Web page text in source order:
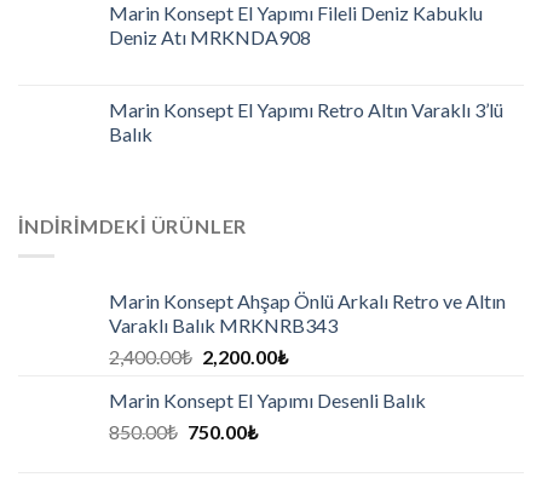
Marin Konsept El Yapımı Fileli Deniz Kabuklu
Deniz Atı MRKNDA908
Marin Konsept El Yapımı Retro Altın Varaklı 3’lü
Balık
İNDIRIMDEKI ÜRÜNLER
Marin Konsept Ahşap Önlü Arkalı Retro ve Altın
Varaklı Balık MRKNRB343
2,400.00₺ 2,200.00₺
Marin Konsept El Yapımı Desenli Balık
850.00₺ 750.00₺